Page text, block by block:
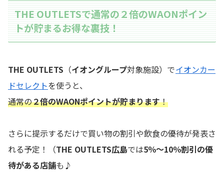
THE OUTLETSで通常の２倍のWAONポイン
トが貯まるお得な裏技！
THE OUTLETS （イオングループ対象施設）でイオンカー
ドセレクトを使うと、
通常の２倍のWAONポイントが貯まります！
さらに提示するだけで買い物の割引や飲食の優待が発表さ
れる予定！（THE OUTLETS広島では5％～10％割引の優
待がある店舗も♪